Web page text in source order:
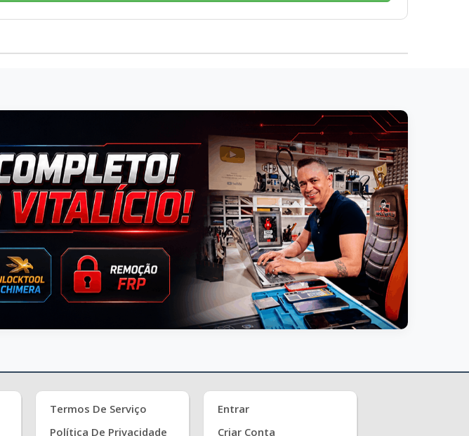
Termos De Serviço
Política De Privacidade
Entrar
Criar Conta